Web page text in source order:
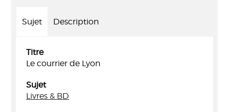
Sujet Description
Titre
Le courrier de Lyon
Sujet
Livres & BD